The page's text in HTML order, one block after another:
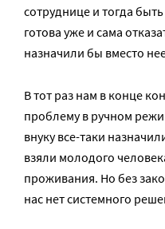
сотруднице и тогда
готова уже и сама
назначили бы вместо
В тот раз нам в конце
проблему в ручном
внуку все-таки
взяли молодого
проживания. Но без
нас нет системного